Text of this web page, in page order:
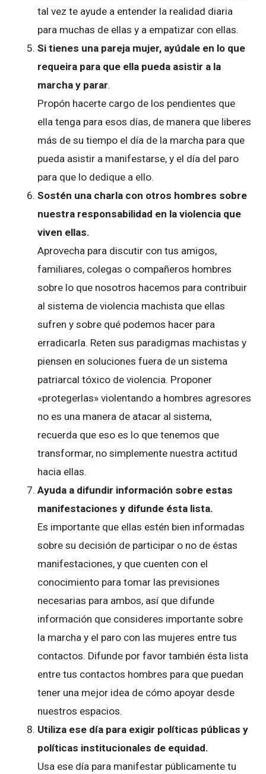
tal vez te ayude a entender la realidad diaria
para muchas de ellas y a empatizar con ellas.
Si tienes una pareja mujer, ayúdale en lo que
requeira para que ella pueda asistir a la
marcha y parar.
Propón hacerte cargo de los pendientes que
ella tenga para esos días, de manera que liberes
más de su tiempo el día de la marcha para que
pueda asistir a manifestarse, y el día del paro
para que lo dedique a ello.
Sostén una charla con otros hombres sobre
nuestra responsabilidad en la violencia que
viven ellas.
Aprovecha para discutir con tus amigos,
familiares, colegas o compañeros hombres
sobre lo que nosotros hacemos para contribuir
al sistema de violencia machista que ellas
sufren y sobre qué podemos hacer para
erradicarla. Reten sus paradigmas machistas y
piensen en soluciones fuera de un sistema
patriarcal tóxico de violencia. Proponer
«protegerlas» violentando a hombres agresores
no es una manera de atacar al sistema,
recuerda que eso es lo que tenemos que
transformar, no simplemente nuestra actitud
hacia ellas.
Ayuda a difundir información sobre estas
manifestaciones y difunde ésta lista.
Es importante que ellas estén bien informadas
sobre su decisión de participar o no de éstas
manifestaciones, y que cuenten con el
conocimiento para tomar las previsiones
necesarias para ambos, así que difunde
información que consideres importante sobre
la marcha y el paro con las mujeres entre tus
contactos. Difunde por favor también ésta lista
entre tus contactos hombres para que puedan
tener una mejor idea de cómo apoyar desde
nuestros espacios.
Utiliza ese día para exigir políticas públicas y
políticas institucionales de equidad.
Usa ese día para manifestar públicamente tu